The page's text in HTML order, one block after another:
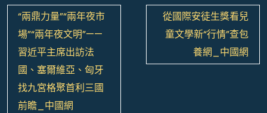
文
章
導
覽
“兩鼎力量”“兩年夜市
場”“兩年夜文明”——
習近平主席出訪法
國、塞爾維亞、匈牙
找九宮格聚首利三國
前瞻_中國網
從國際安徒生獎看兒
童文學新“行情”查包
養網_中國網